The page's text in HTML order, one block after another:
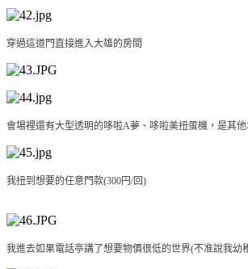
穿過這道門直接進入大雄的房間
會場裡還有大型透明的哆啦A夢、哆啦美扭蛋機，是其
我扭到想要的任意門款(300円/回)
我進去如果電話亭講了想要物價很低的世界(不准說我幼